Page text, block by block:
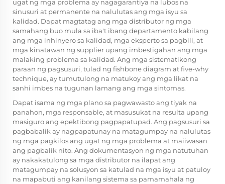
ugat ng mga problema ay nagagarantiya na lubos na
sinusuri at permanente na nalulutas ang mga isyu sa
kalidad. Dapat magtatag ang mga distributor ng mga
samahang buo mula sa iba't ibang departamento kabilang
ang mga inhinyero sa kalidad, mga eksperto sa pagbili, at
mga kinatawan ng supplier upang imbestigahan ang mga
malaking problema sa kalidad. Ang mga sistematikong
paraan ng pagsusuri, tulad ng fishbone diagram at five-why
technique, ay tumutulong na matukoy ang mga likat na
sanhi imbes na tugunan lamang ang mga sintomas.
Dapat isama ng mga plano sa pagwawasto ang tiyak na
panahon, mga responsable, at masusukat na resulta upang
masiguro ang epektibong pagpapatupad. Ang pagsusuri sa
pagbabalik ay nagpapatunay na matagumpay na nalulutas
ng mga pagkilos ang ugat ng mga problema at maiiwasan
ang pagbalik nito. Ang dokumentasyon ng mga natutuhan
ay nakakatulong sa mga distributor na ilapat ang
matagumpay na solusyon sa katulad na mga isyu at patuloy
na mapabuti ang kanilang sistema sa pamamahala ng